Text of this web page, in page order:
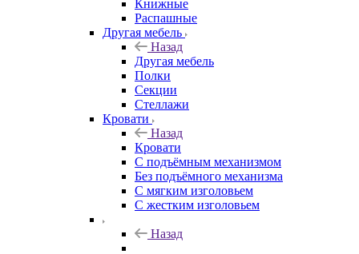
Книжные
Распашные
Другая мебель
Назад
Другая мебель
Полки
Секции
Стеллажи
Кровати
Назад
Кровати
С подъёмным механизмом
Без подъёмного механизма
С мягким изголовьем
С жестким изголовьем
Назад